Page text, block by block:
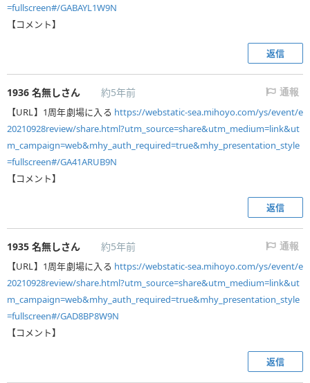
=fullscreen#/GABAYL1W9N
【コメント】
返信
1936 名無しさん 約5年前 通報
【URL】1周年劇場に入る https://webstatic-sea.mihoyo.com/ys/event/e
20210928review/share.html?utm_source=share&utm_medium=link&ut
m_campaign=web&mhy_auth_required=true&mhy_presentation_style
=fullscreen#/GA41ARUB9N
【コメント】
返信
1935 名無しさん 約5年前 通報
【URL】1周年劇場に入る https://webstatic-sea.mihoyo.com/ys/event/e
20210928review/share.html?utm_source=share&utm_medium=link&ut
m_campaign=web&mhy_auth_required=true&mhy_presentation_style
=fullscreen#/GAD8BP8W9N
【コメント】
返信